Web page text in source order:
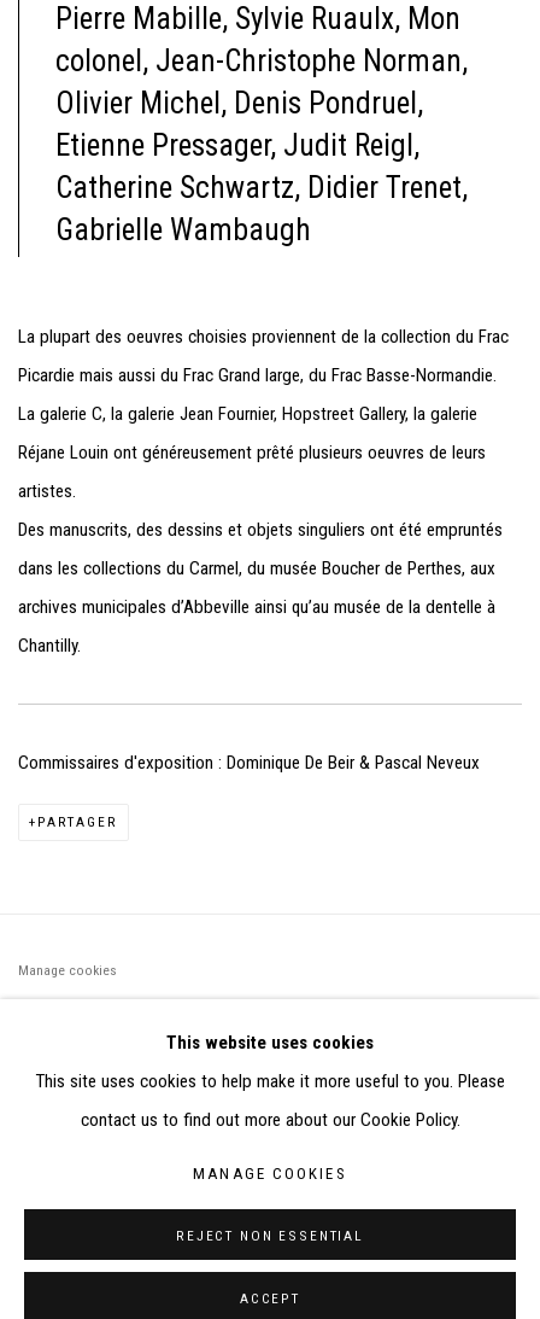
Pierre Mabille, Sylvie Ruaulx, Mon
colonel, Jean-Christophe Norman,
Olivier Michel, Denis Pondruel,
Etienne Pressager, Judit Reigl,
Catherine Schwartz, Didier Trenet,
Gabrielle Wambaugh
La plupart des oeuvres choisies proviennent de la collection du Frac
Picardie mais aussi du Frac Grand large, du Frac Basse-Normandie.
La galerie C, la galerie Jean Fournier, Hopstreet Gallery, la galerie
Réjane Louin ont généreusement prêté plusieurs oeuvres de leurs
artistes.
Des manuscrits, des dessins et objets singuliers ont été empruntés
dans les collections du Carmel, du musée Boucher de Perthes, aux
archives municipales d’Abbeville ainsi qu’au musée de la dentelle à
Chantilly.
Commissaires d'exposition : Dominique De Beir & Pascal Neveux
PARTAGER
Manage cookies
PARTIR DES DONNÉES COLLECTÉES PAR ELISABETH KLIMOFF
DE 2015 À 2019
SITE BY ARTLOGIC
This website uses cookies
This site uses cookies to help make it more useful to you. Please
contact us to find out more about our Cookie Policy.
MANAGE COOKIES
REJECT NON ESSENTIAL
ACCEPT